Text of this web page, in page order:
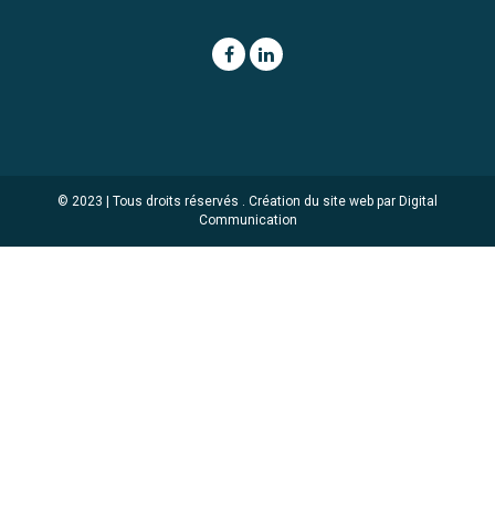
© 2023 | Tous droits réservés . Création du site web par Digital
Communication